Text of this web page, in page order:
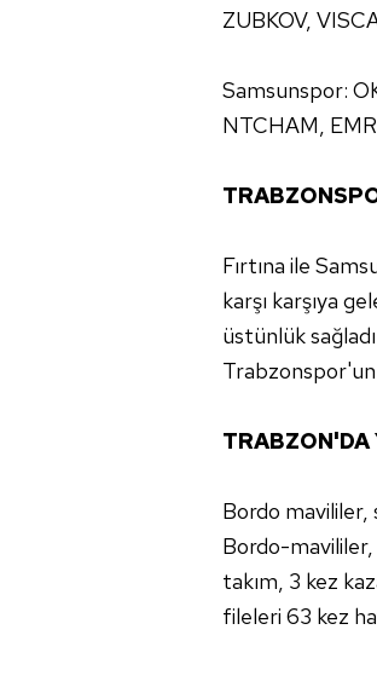
ZUBKOV,
Samsunspor:
NTCHAM,
Fırtına ile
karşı karşıya
üstünlük
Trabzonspor'un
TRABZON'DA
Bordo mavililer,
Bordo-mavililer,
takım, 3 kez
fileleri 63 kez